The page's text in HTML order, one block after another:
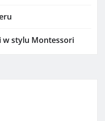
w stylu Montessori